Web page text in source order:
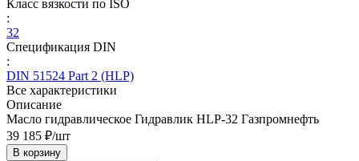
Класс вязкости по ISO
:
32
Спецификация DIN
:
DIN 51524 Part 2 (HLP)
Все характеристики
Описание
Масло гидравлическое Гидравлик HLP-32 Газпромнефть
39 185 ₽/шт
В корзину